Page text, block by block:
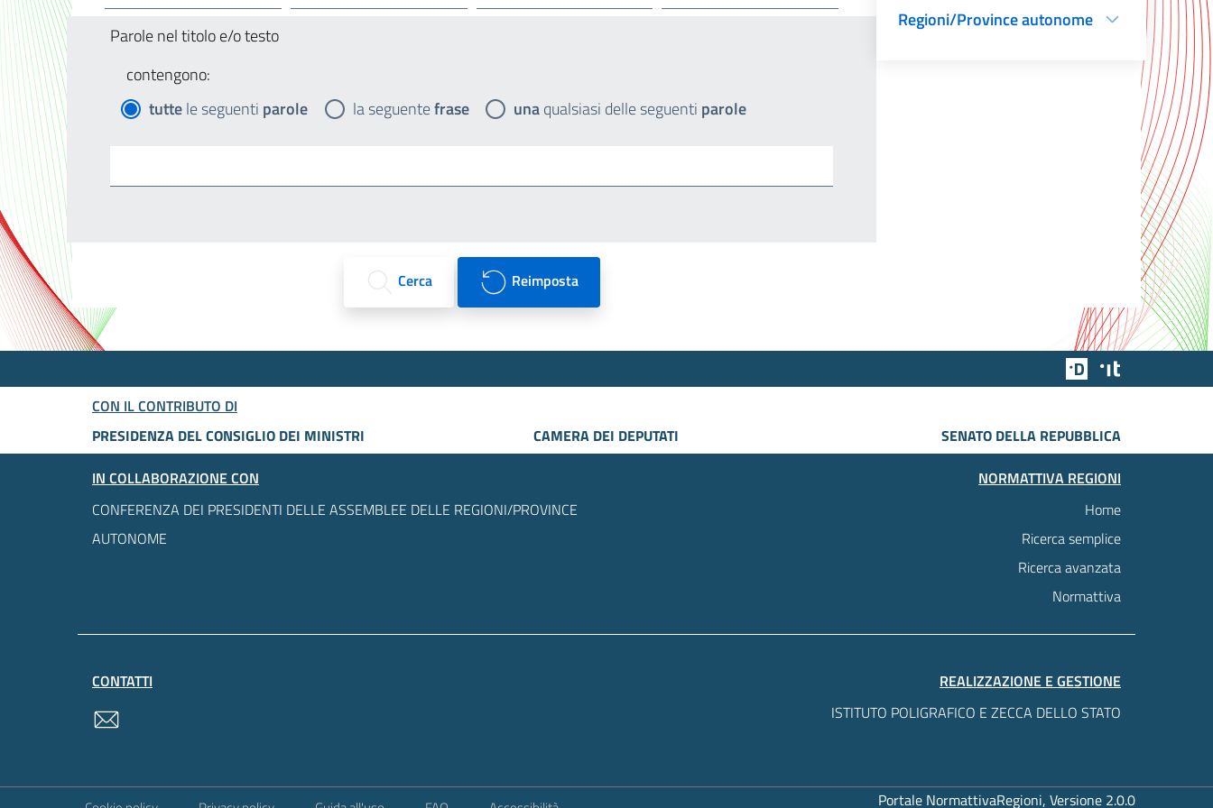
Parole nel titolo e/o testo
contengono:
tuttele seguenti parole la seguentefrase unaqualsiasi delle seguenti parole
Cerca Reimposta
Regioni/Province autonome
Team Digitale
CON IL CONTRIBUTO DI
PRESIDENZA DEL CONSIGLIO DEI MINISTRI
CAMERA DEI DEPUTATI
SENATO DELLA REPUBBLICA
IN COLLABORAZIONE CON
CONFERENZA DEI PRESIDENTI DELLE ASSEMBLEE DELLE REGIONI/PROVINCE
AUTONOME
NORMATTIVA REGIONI
Home
Ricerca semplice
Ricerca avanzata
Normattiva
CONTATTI
REALIZZAZIONE E GESTIONE
ISTITUTO POLIGRAFICO E ZECCA DELLO STATO
Portale NormattivaRegioni, Versione 2.0.0